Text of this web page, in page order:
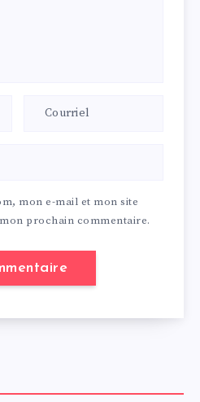
mon e-mail et mon site
prochain commentaire.